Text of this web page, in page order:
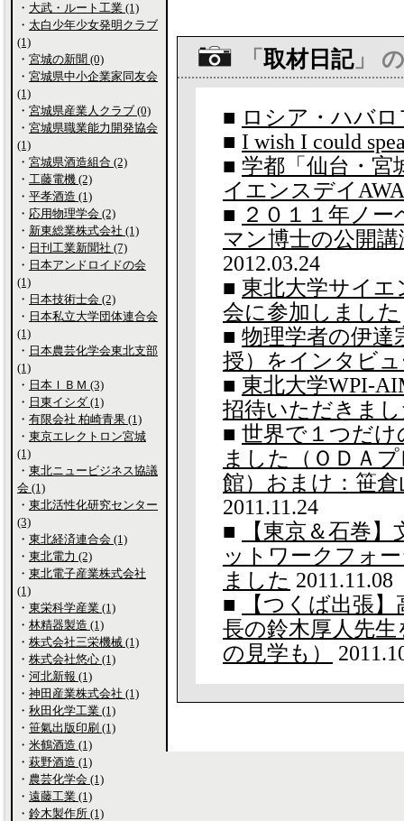
「 取材日記」
■ ロシア・ハバ
■ I wish I could
■ 学都「仙台・宮
イエンスデイ
■ ２０１１年ノ
マン博士の公開
2012.03.24
■ 東北大学サイ
会に参加しました
■ 物理学者の伊達
授）をインタビ
■ 東北大学WPI-
招待いただきま
■ 世界で１つだ
ました（ＯＤＡ
館）おまけ：笹倉
2011.11.24
■
【東京＆石巻
ットワークフォ
ました 2011.11.08
■
【つくば出張
長の鈴木厚人先
の見学も）
・ 大武・ルート工業 (1)
・ 太白少年少女発明クラブ
(1)
・ 宮城の新聞 (0)
・ 宮城県中小企業家同友会
(1)
・ 宮城県産業人クラブ (0)
・ 宮城県職業能力開発協会
(1)
・ 宮城県酒造組合 (2)
・ 工藤電機 (2)
・ 平孝酒造 (1)
・ 応用物理学会 (2)
・ 新東総業株式会社 (1)
・ 日刊工業新聞社 (7)
・ 日本アンドロイドの会
(1)
・ 日本技術士会 (2)
・ 日本私立大学団体連合会
(1)
・ 日本農芸化学会東北支部
(1)
・ 日本ＩＢＭ (3)
・ 日東イシダ (1)
・ 有限会社 柏崎青果 (1)
・ 東京エレクトロン宮城
(1)
・ 東北ニュービジネス協議
会 (1)
・ 東北活性化研究センター
(3)
・ 東北経済連合会 (1)
・ 東北電力 (2)
・ 東北電子産業株式会社
(1)
・ 東栄科学産業 (1)
・ 林精器製造 (1)
・ 株式会社三栄機械 (1)
・ 株式会社悠心 (1)
・ 河北新報 (1)
・ 神田産業株式会社 (1)
・ 秋田化学工業 (1)
・ 笹氣出版印刷 (1)
・ 米鶴酒造 (1)
・ 萩野酒造 (1)
・ 農芸化学会 (1)
・ 遠藤工業 (1)
・ 鈴木製作所 (1)